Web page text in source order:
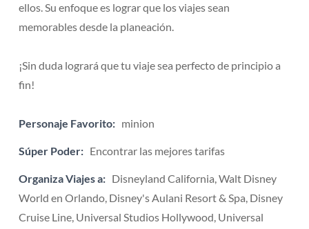
ellos. Su enfoque es lograr que los viajes sean
memorables desde la planeación.
¡Sin duda logrará que tu viaje sea perfecto de principio a
fin!
Personaje Favorito: minion
Súper Poder: Encontrar las mejores tarifas
Organiza Viajes a: Disneyland California, Walt Disney
World en Orlando, Disney's Aulani Resort & Spa, Disney
Cruise Line, Universal Studios Hollywood, Universal